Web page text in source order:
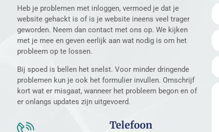
Heb je problemen met inloggen, vermoed je dat je
website gehackt is of is je website ineens veel trager
geworden. Neem dan contact met ons op. We kijken
met je mee en geven eerlijk aan wat nodig is om het
probleem op te lossen.
Bij spoed is bellen het snelst. Voor minder dringende
problemen kun je ook het formulier invullen. Omschrijf
kort wat er misgaat, wanneer het probleem begon en of
er onlangs updates zijn uitgevoerd.
Telefoon